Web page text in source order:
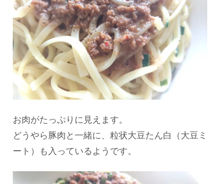
お肉がたっぷりに見えます。
どうやら豚肉と一緒に、粒状大豆たん白（大豆ミ
ート）も入っているようです。